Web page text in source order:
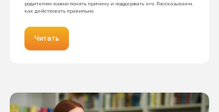
родителям важно понять причину и поддержать его. Рассказываем,
как действовать правильно.
Читать